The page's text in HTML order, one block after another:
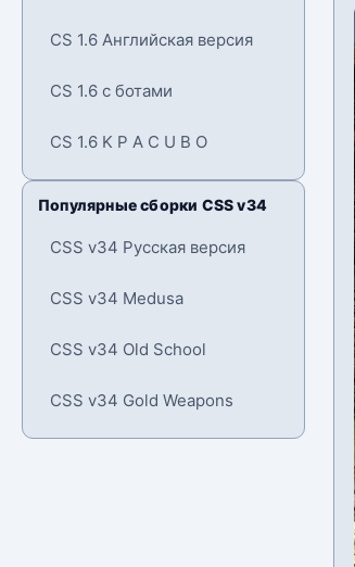
CS 1.6 Английская версия
CS 1.6 с ботами
CS 1.6 K P A C U B O
Популярные сборки CSS v34
CSS v34 Русская версия
CSS v34 Medusa
CSS v34 Old School
CSS v34 Gold Weapons